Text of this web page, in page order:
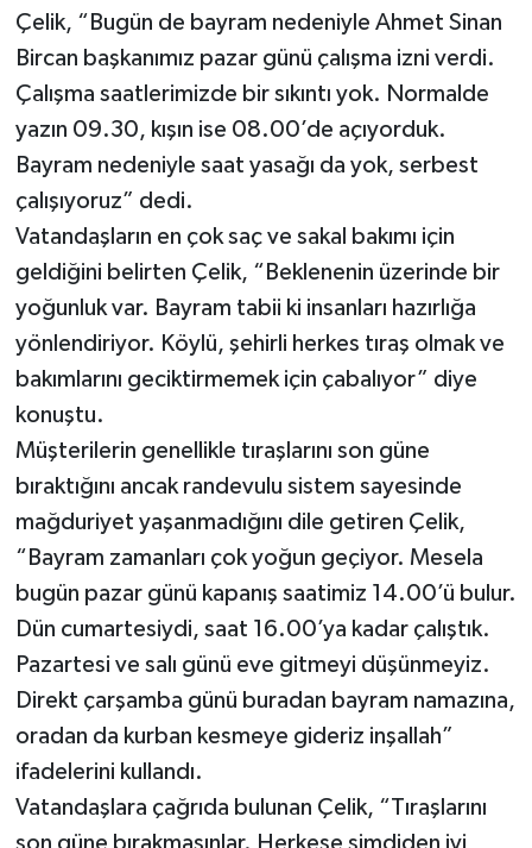
Çelik, “Bugün de bayram nedeniyle Ahmet Sinan
Bircan başkanımız pazar günü çalışma izni verdi.
Çalışma saatlerimizde bir sıkıntı yok. Normalde
yazın 09.30, kışın ise 08.00’de açıyorduk.
Bayram nedeniyle saat yasağı da yok, serbest
çalışıyoruz” dedi.
Vatandaşların en çok saç ve sakal bakımı için
geldiğini belirten Çelik, “Beklenenin üzerinde bir
yoğunluk var. Bayram tabii ki insanları hazırlığa
yönlendiriyor. Köylü, şehirli herkes tıraş olmak ve
bakımlarını geciktirmemek için çabalıyor” diye
konuştu.
Müşterilerin genellikle tıraşlarını son güne
bıraktığını ancak randevulu sistem sayesinde
mağduriyet yaşanmadığını dile getiren Çelik,
“Bayram zamanları çok yoğun geçiyor. Mesela
bugün pazar günü kapanış saatimiz 14.00’ü bulur.
Dün cumartesiydi, saat 16.00’ya kadar çalıştık.
Pazartesi ve salı günü eve gitmeyi düşünmeyiz.
Direkt çarşamba günü buradan bayram namazına,
oradan da kurban kesmeye gideriz inşallah”
ifadelerini kullandı.
Vatandaşlara çağrıda bulunan Çelik, “Tıraşlarını
son güne bırakmasınlar. Herkese şimdiden iyi